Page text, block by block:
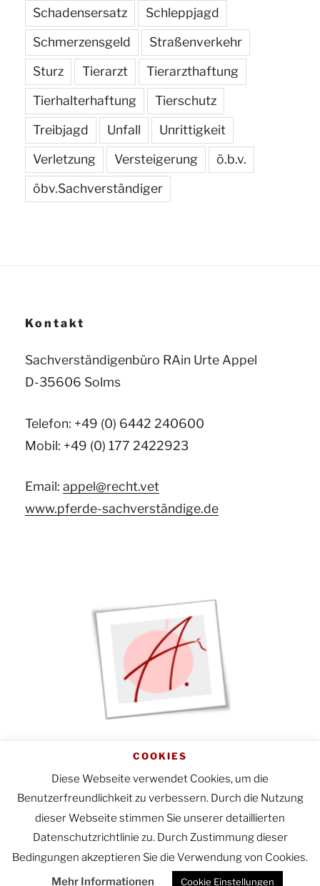
Schadensersatz
Schleppjagd
Schmerzensgeld
Straßenverkehr
Sturz
Tierarzt
Tierarzthaftung
Tierhalterhaftung
Tierschutz
Treibjagd
Unfall
Unrittigkeit
Verletzung
Versteigerung
ö.b.v.
öbv.Sachverständiger
Kontakt
Sachverständigenbüro RAin Urte Appel
D-35606 Solms
Telefon: +49 (0) 6442 240600
Mobil: +49 (0) 177 2422923
Email:appel@recht.vet
www.pferde-sachverständige.de
Startseite|Impressum
Datenschutzerklärung
COOKIES
Diese Webseite verwendet Cookies, um die
Benutzerfreundlichkeit zu verbessern. Durch die Nutzung
dieser Webseite stimmen Sie unserer detaillierten
Datenschutzrichtlinie zu. Durch Zustimmung dieser
Bedingungen akzeptieren Sie die Verwendung von Cookies.
Mehr Informationen
Cookie Einstellungen